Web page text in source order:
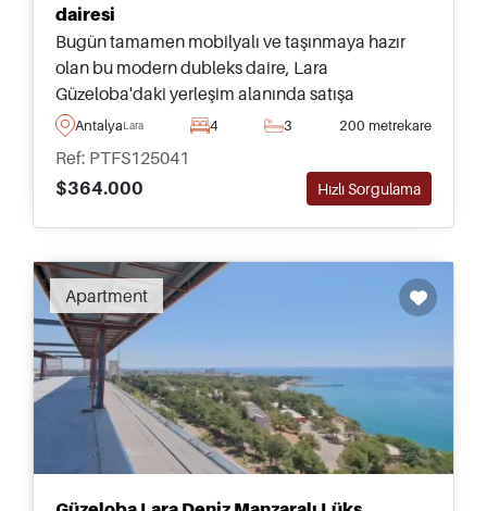
dairesi
Bugün tamamen mobilyalı ve taşınmaya hazır
olan bu modern dubleks daire, Lara
Güzeloba'daki yerleşim alanında satışa
sunulmuştur ve en yakın plaja sadece birkaç
AntalyaLara 4 3 200 metrekare
Ref: PTFS125041
$364.000
Hızlı Sorgulama
Apartment